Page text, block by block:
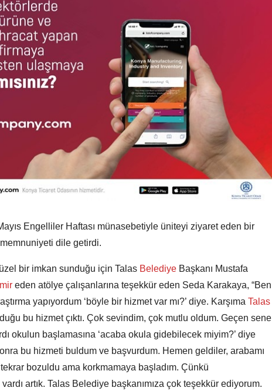
Engelliler Haftası münasebetiyle üniteyi ziyaret eden bir
dile getirdi.
bir imkan sunduğu için Talas Belediye Başkanı Mustafa
eden atölye çalışanlarına teşekkür eden Seda Karakaya, “Ben
yapıyordum ‘böyle bir hizmet var mı?’ diye. Karşıma Talas
bu hizmet çıktı. Çok sevindim, çok mutlu oldum. Geçen sene
okulun başlamasına ‘acaba okula gidebilecek miyim?’ diye
bu hizmeti buldum ve başvurdum. Hemen geldiler, arabamı
bozuldu ama korkmamaya başladım. Çünkü
artık. Talas Belediye başkanımıza çok teşekkür ediyorum.